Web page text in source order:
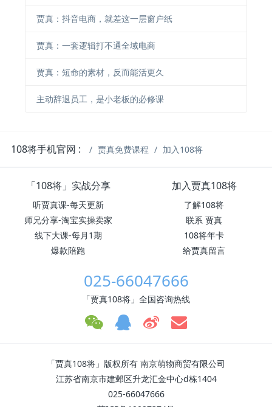
贾真：抖音电商，就差这一层窗户纸
贾真：一套逻辑打不通全域电商
贾真：短命的素材，反而能活更久
主动辞退员工，是小老板的必修课
108将手机官网 : 贾真免费课程 加入108将
「108将」实战分享
听贾真课-每天更新
师兄分享-淘宝实操卖家
线下大课-每月1期
爆款陪跑
加入贾真108将
了解108将
联系 贾真
108将年卡
给贾真留言
025-66047666
「贾真108将」全国咨询热线
「贾真108将」版权所有 南京萌物商贸有限公司
江苏省南京市建邺区升龙汇金中心d栋1404
025-66047666